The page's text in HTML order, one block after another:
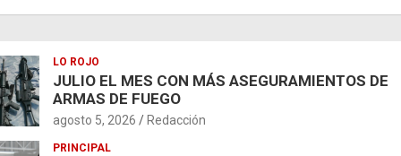
LO ROJO
JULIO EL MES CON MÁS ASEGURAMIENTOS DE
ARMAS DE FUEGO
agosto 5, 2026 Redacción
PRINCIPAL